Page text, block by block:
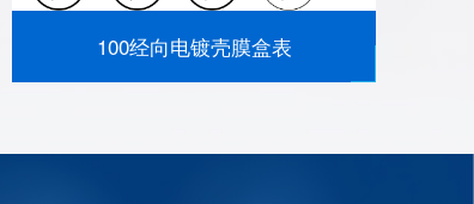
100经向电镀壳膜盒表